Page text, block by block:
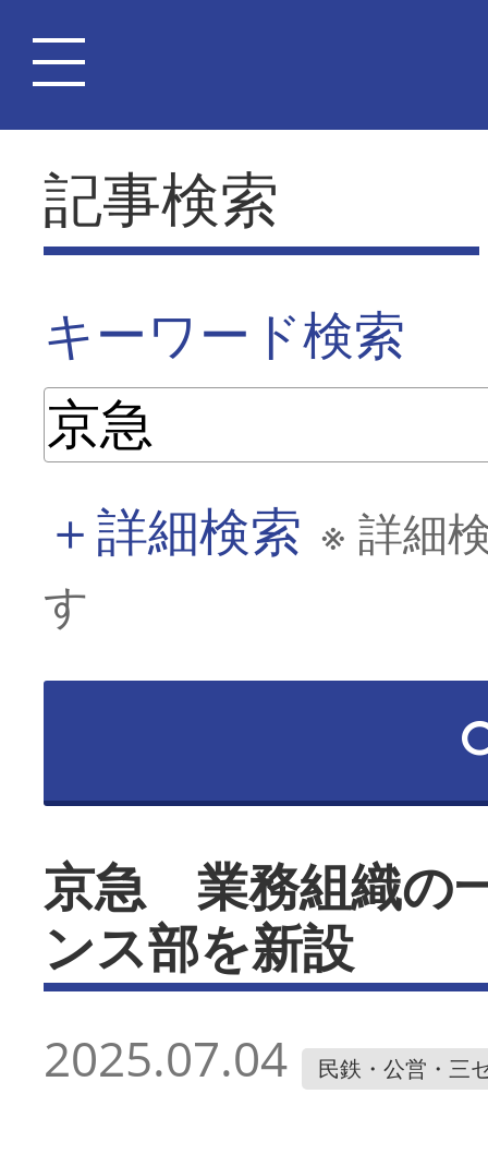
記事検索
キーワード検索
＋詳細検索 ※ 詳細
す
京急 業務組織の
ンス部を新設
2025.07.04 民鉄・公営・三